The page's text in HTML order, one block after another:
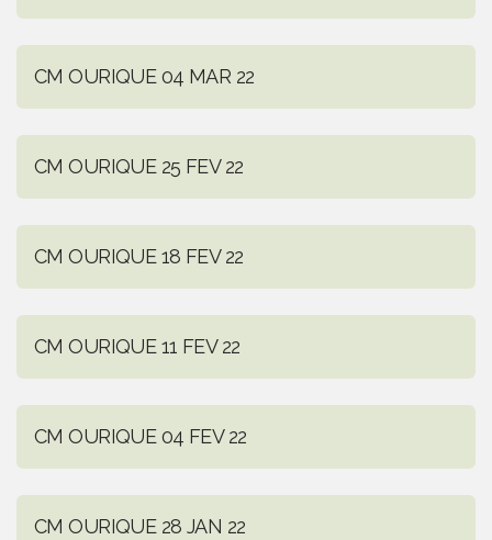
CM OURIQUE 04 MAR 22
CM OURIQUE 25 FEV 22
CM OURIQUE 18 FEV 22
CM OURIQUE 11 FEV 22
CM OURIQUE 04 FEV 22
CM OURIQUE 28 JAN 22